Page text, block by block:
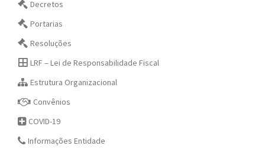
Decretos
Portarias
Resoluções
LRF – Lei de Responsabilidade Fiscal
Estrutura Organizacional
Convênios
COVID-19
Informações Entidade